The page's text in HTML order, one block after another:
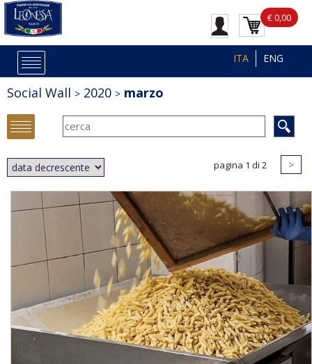
€ 0,00
ITA ENG
Social Wall 2020 marzo
pagina 1 di 2 >